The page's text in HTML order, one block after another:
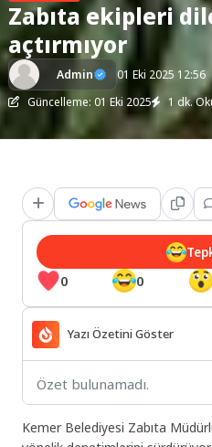
Zabıta ekipleri
açtırmıyor
Admin
01 Eki 2025 12:56
Güncelleme: 01 Eki 2025
1 dk.
0 0
Yazı Özetini Göster
Özet bulunamadı.
Kemer Belediyesi Zabıta